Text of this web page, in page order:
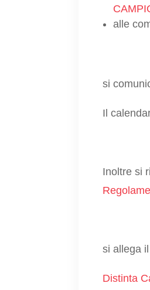
alle
si
Il
Inoltre si
si allega
Distinta